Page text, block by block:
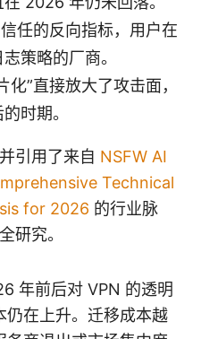
任的反向指标，用户在
策略的厂商。
”直接放大了攻击面，
时期。
引用了来自 NSFW AI
Technical
for 2026 的行业脉
研究。
年前后对 VPN 的透明
仍在上升。迁移成本越